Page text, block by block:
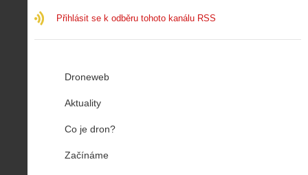
Přihlásit se k odběru tohoto kanálu RSS
Droneweb
Aktuality
Co je dron?
Začínáme